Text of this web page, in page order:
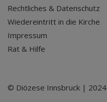
Rechtliches & Datenschutz
Wiedereintritt in die Kirche
Impressum
Rat & Hilfe
© Diözese Innsbruck | 2024